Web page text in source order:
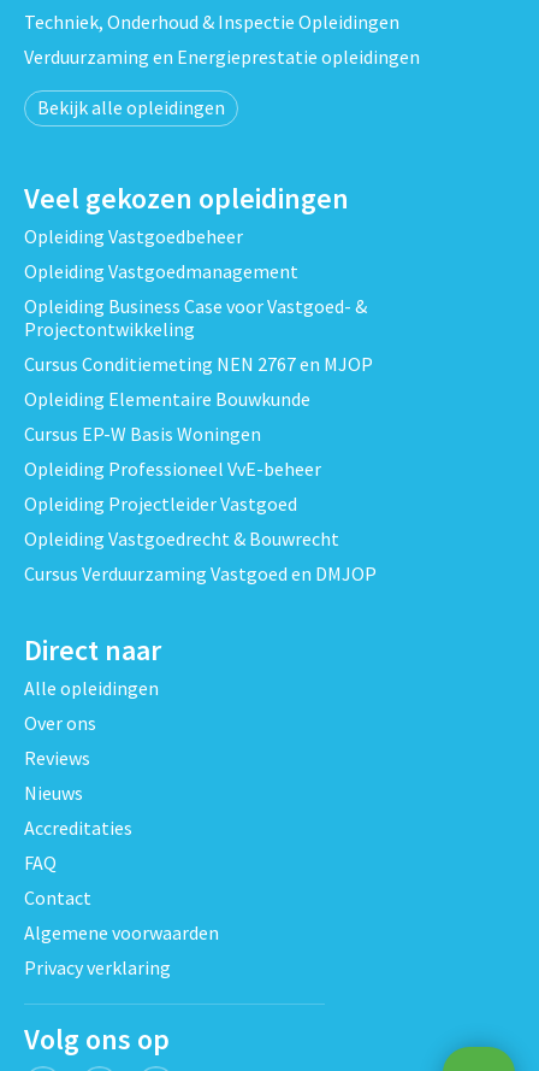
Techniek, Onderhoud & Inspectie Opleidingen
Verduurzaming en Energieprestatie opleidingen
Bekijk alle opleidingen
Veel gekozen opleidingen
Opleiding Vastgoedbeheer
Opleiding Vastgoedmanagement
Opleiding Business Case voor Vastgoed- &
Projectontwikkeling
Cursus Conditiemeting NEN 2767 en MJOP
Opleiding Elementaire Bouwkunde
Cursus EP-W Basis Woningen
Opleiding Professioneel VvE-beheer
Opleiding Projectleider Vastgoed
Opleiding Vastgoedrecht & Bouwrecht
Cursus Verduurzaming Vastgoed en DMJOP
Direct naar
Alle opleidingen
Over ons
Reviews
Nieuws
Accreditaties
FAQ
Contact
Algemene voorwaarden
Privacy verklaring
Volg ons op